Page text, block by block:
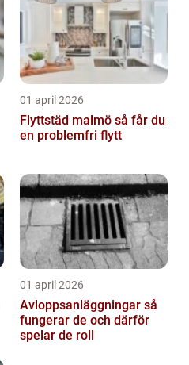
01 april 2026
Flyttstäd malmö så får du
en problemfri flytt
01 april 2026
Avloppsanläggningar så
fungerar de och därför
spelar de roll